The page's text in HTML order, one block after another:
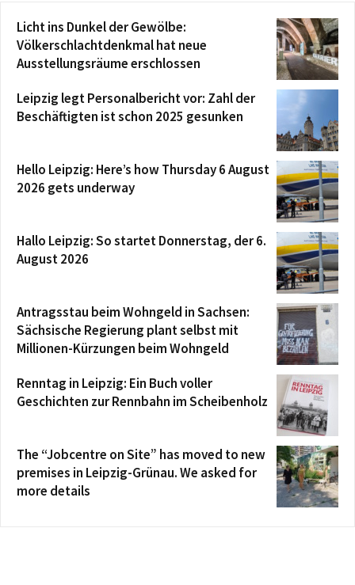
Licht ins Dunkel der Gewölbe:
Völkerschlachtdenkmal hat neue
Ausstellungsräume erschlossen
Leipzig legt Personalbericht vor: Zahl der
Beschäftigten ist schon 2025 gesunken
Hello Leipzig: Here’s how Thursday 6 August
2026 gets underway
Hallo Leipzig: So startet Donnerstag, der 6.
August 2026
Antragsstau beim Wohngeld in Sachsen:
Sächsische Regierung plant selbst mit
Millionen-Kürzungen beim Wohngeld
Renntag in Leipzig: Ein Buch voller
Geschichten zur Rennbahn im Scheibenholz
The “Jobcentre on Site” has moved to new
premises in Leipzig-Grünau. We asked for
more details